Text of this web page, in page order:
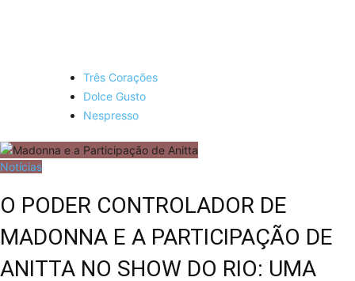
Três Corações
Dolce Gusto
Nespresso
Notícias
O PODER CONTROLADOR DE
MADONNA E A PARTICIPAÇÃO DE
ANITTA NO SHOW DO RIO: UMA